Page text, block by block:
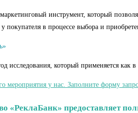
инструмент, который
покупателя в процессе выбора и
исследования, который применяется как
мероприятия у нас. Заполните форму
«РеклаБанк» предоставляет